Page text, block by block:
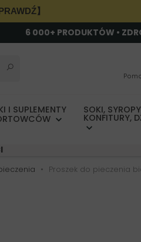
】
6 000+ PRODUKTÓW •
I SUPLEMENTY SOKI,
KONFITURY,
Proszek do pieczenia